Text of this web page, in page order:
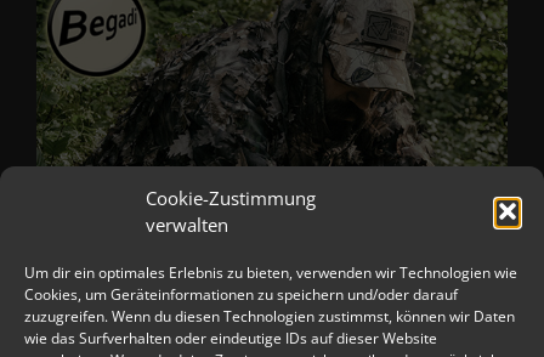
Cookie-Zustimmung
verwalten
Um dir ein optimales Erlebnis zu bieten, verwenden wir Technologien wie
Cookies, um Geräteinformationen zu speichern und/oder darauf
zuzugreifen. Wenn du diesen Technologien zustimmst, können wir Daten
wie das Surfverhalten oder eindeutige IDs auf dieser Website